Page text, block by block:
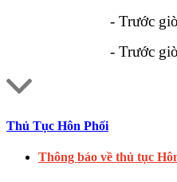
- Trước giờ Lễ
- Trước giờ Lễ
Thủ Tục Hôn Phối
Thông báo về thủ tục